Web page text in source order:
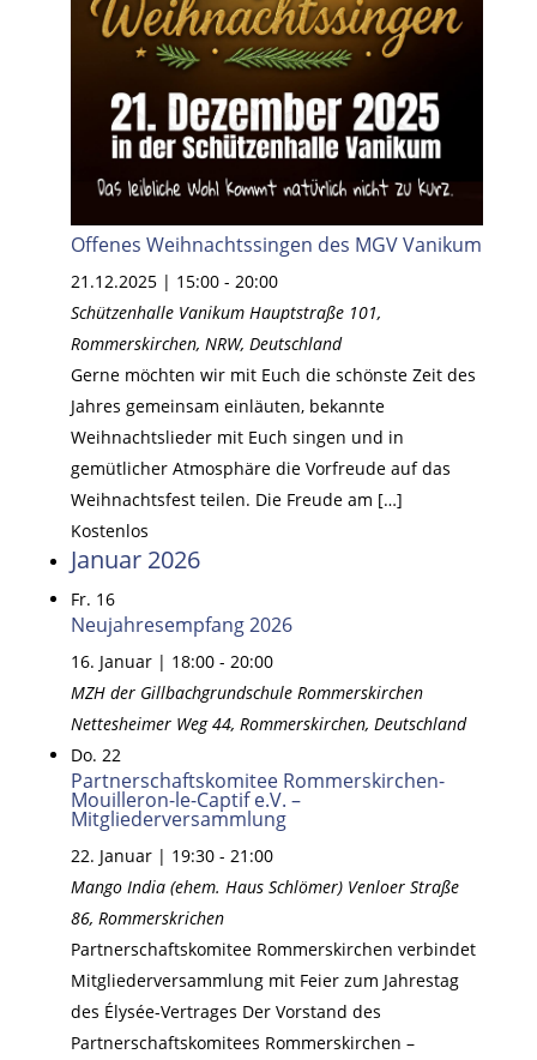
Offenes Weihnachtssingen des MGV Vanikum
21.12.2025 | 15:00- 20:00
Schützenhalle Vanikum Hauptstraße 101,
Rommerskirchen, NRW, Deutschland
Gerne möchten wir mit Euch die schönste Zeit des
Jahres gemeinsam einläuten, bekannte
Weihnachtslieder mit Euch singen und in
gemütlicher Atmosphäre die Vorfreude auf das
Weihnachtsfest teilen. Die Freude am […]
Kostenlos
Januar 2026
Fr. 16
Neujahresempfang 2026
16. Januar | 18:00- 20:00
MZH der Gillbachgrundschule Rommerskirchen
Nettesheimer Weg 44, Rommerskirchen, Deutschland
Do. 22
Partnerschaftskomitee Rommerskirchen-
Mouilleron-le-Captif e.V. –
Mitgliederversammlung
22. Januar | 19:30- 21:00
Mango India (ehem. Haus Schlömer) Venloer Straße
86, Rommerskrichen
Partnerschaftskomitee Rommerskirchen verbindet
Mitgliederversammlung mit Feier zum Jahrestag
des Élysée-Vertrages Der Vorstand des
Partnerschaftskomitees Rommerskirchen –